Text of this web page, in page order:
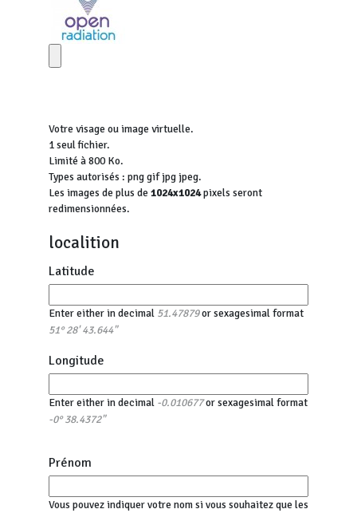
Votre visage ou image virtuelle.
1 seul fichier.
Limité à 800 Ko.
Types autorisés : png gif jpg jpeg.
Les images de plus de 1024x1024pixels seront
redimensionnées.
localition
Latitude
Enter either in decimal 51.47879or sexagesimal format
51° 28' 43.644"
Longitude
Enter either in decimal -0.010677or sexagesimal format
-0° 38.4372"
Prénom
Vous pouvez indiquer votre nom si vous souhaitez que les